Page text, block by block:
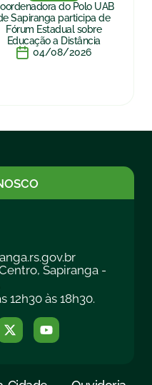
do Polo UAB
Sapiranga participa de
Fórum Estadual sobre
Educação a Distância
04/08/2026
Sapiranga -
12h30 às 18h30.